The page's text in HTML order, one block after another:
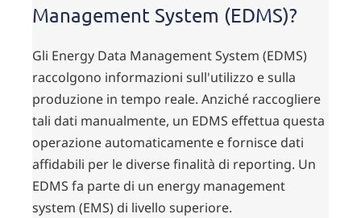
Management System (EDMS)?
Gli Energy Data Management System (EDMS)
raccolgono informazioni sull'utilizzo e sulla
produzione in tempo reale. Anziché raccogliere
tali dati manualmente, un EDMS effettua questa
operazione automaticamente e fornisce dati
affidabili per le diverse finalità di reporting. Un
EDMS fa parte di un energy management
system (EMS) di livello superiore.